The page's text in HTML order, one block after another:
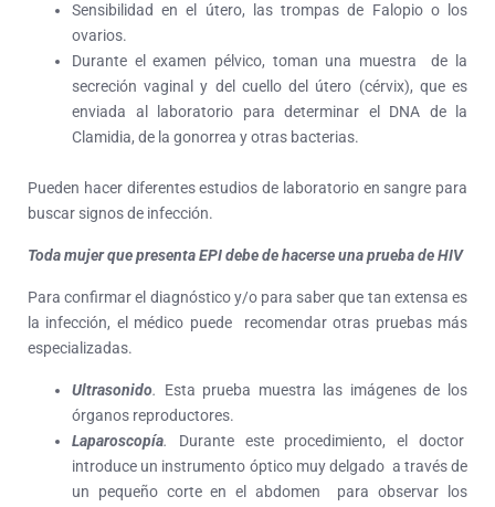
Sensibilidad en el útero, las trompas de Falopio o los
ovarios.
Durante el examen pélvico, toman una muestra de la
secreción vaginal y del cuello del útero (cérvix), que es
enviada al laboratorio para determinar el DNA de la
Clamidia, de la gonorrea y otras bacterias.
Pueden hacer diferentes estudios de laboratorio en sangre para
buscar signos de infección.
Toda mujer que presenta EPI debe de hacerse una prueba de HIV
Para confirmar el diagnóstico y/o para saber que tan extensa es
la infección, el médico puede recomendar otras pruebas más
especializadas.
Ultrasonido.
Esta prueba muestra las imágenes de los
órganos reproductores.
Laparoscopía.
Durante este procedimiento, el doctor
introduce un instrumento óptico muy delgado a través de
un pequeño corte en el abdomen para observar los